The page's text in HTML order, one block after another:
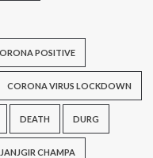
POSITIVE
CORONA VIRUS LOCKDOWN
DEATH DURG
JANJGIR CHAMPA